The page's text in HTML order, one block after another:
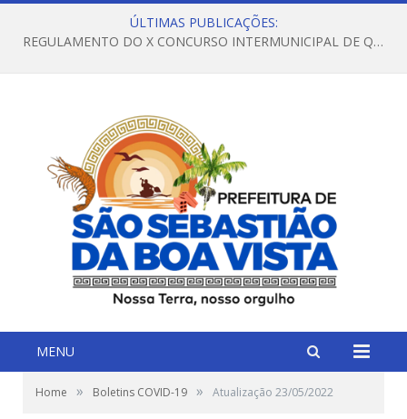
ÚLTIMAS PUBLICAÇÕES:
REGULAMENTO DO X CONCURSO INTERMUNICIPAL DE QUADRILHAS JUNINAS – 2026 – ARRAIÁ DA VENEZA
MENU
Home » Boletins COVID-19 » Atualização 23/05/2022